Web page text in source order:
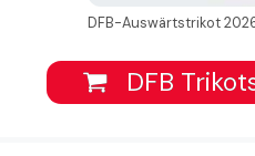
DFB-Auswärtstrikot
DFB